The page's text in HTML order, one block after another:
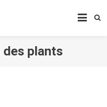
DÉVELOPPEMENT
plants